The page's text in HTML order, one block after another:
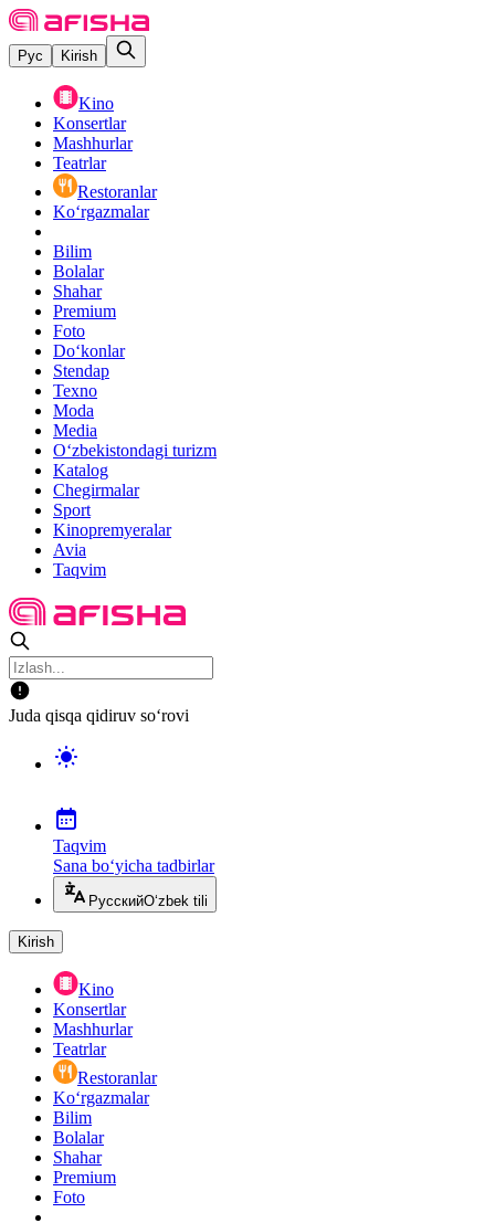
Рус Kirish
Kino
Konsertlar
Mashhurlar
Teatrlar
Restoranlar
Ko‘rgazmalar
Bilim
Bolalar
Shahar
Premium
Foto
Do‘konlar
Stendap
Texno
Moda
Media
O‘zbekistondagi turizm
Katalog
Chegirmalar
Sport
Kinopremyeralar
Avia
Taqvim
Juda qisqa qidiruv so‘rovi
Taqvim
Sana bo‘yicha tadbirlar
РусскийO‘zbek tili
Kirish
Kino
Konsertlar
Mashhurlar
Teatrlar
Restoranlar
Ko‘rgazmalar
Bilim
Bolalar
Shahar
Premium
Foto